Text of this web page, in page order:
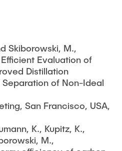
Skiborowski, M.,
Evaluation of
Distillation
of Non-Ideal
San Francisco, USA,
K., Kupitz, K.,
M.,